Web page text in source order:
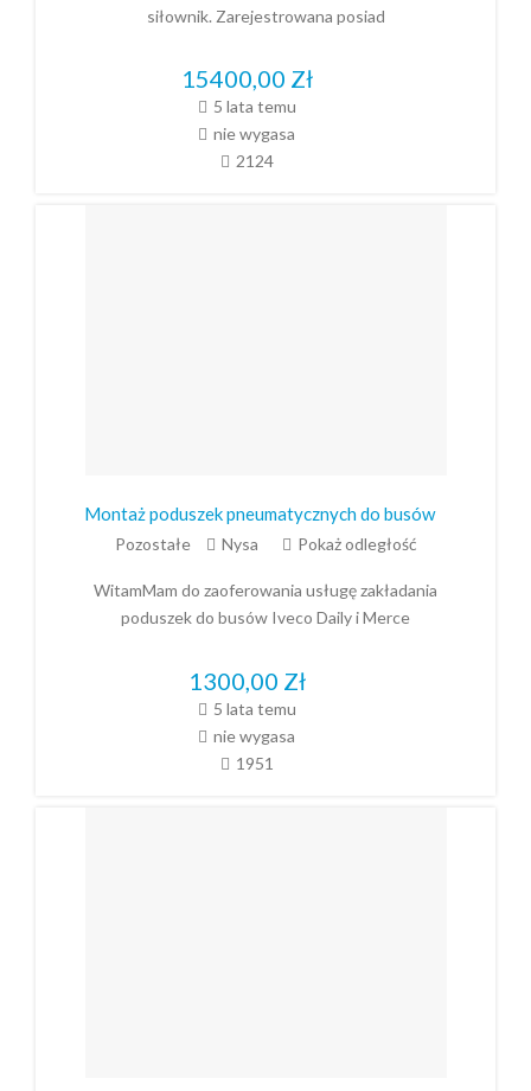
siłownik. Zarejestrowana posiad
15400,00 Zł
5 lata temu
nie wygasa
2124
Montaż poduszek pneumatycznych do busów
Pozostałe Nysa Pokaż odległość
WitamMam do zaoferowania usługę zakładania
poduszek do busów Iveco Daily i Merce
1300,00 Zł
5 lata temu
nie wygasa
1951